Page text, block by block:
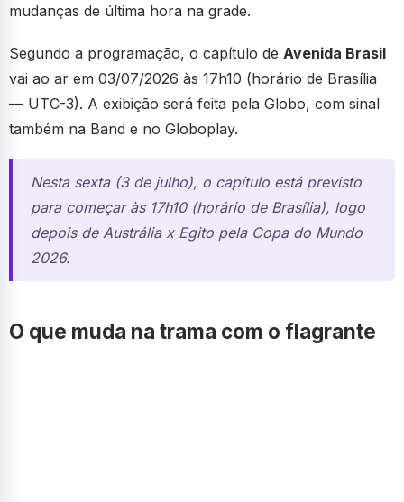
mudanças de última hora na grade.
Segundo a programação, o capítulo de Avenida Brasil
vai ao ar em 03/07/2026 às 17h10 (horário de Brasília
— UTC-3). A exibição será feita pela Globo, com sinal
também na Band e no Globoplay.
Nesta sexta (3 de julho), o capítulo está previsto
para começar às 17h10 (horário de Brasília), logo
depois de Austrália x Egito pela Copa do Mundo
2026.
O que muda na trama com o flagrante